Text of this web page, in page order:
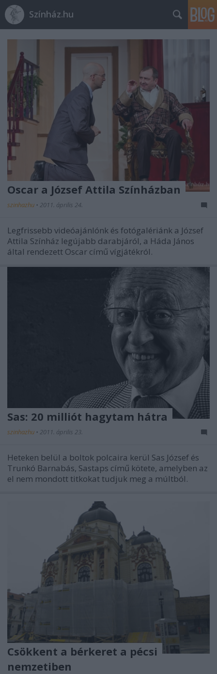
Színház.hu
Oscar a József Attila Színházban
szinhazhu • 2011. április 24.
Legfrissebb videóajánlónk és fotógalériánk a József
Attila Színház legújabb darabjáról, a Háda János
által rendezett Oscar című vígjátékról.
Sas: 20 milliót hagytam hátra
szinhazhu • 2011. április 23.
Heteken belül a boltok polcaira kerül Sas József és
Trunkó Barnabás, Sastaps című kötete, amelyben az
el nem mondott titkokat tudjuk meg a múltból.
Csökkent a bérkeret a pécsi
nemzetiben